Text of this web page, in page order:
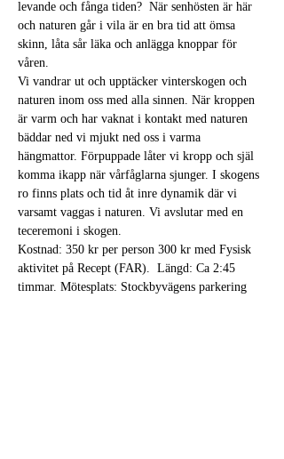
levande och fånga tiden?  När senhösten är här
och naturen går i vila är en bra tid att ömsa
skinn, låta sår läka och anlägga knoppar för
våren.
Vi vandrar ut och upptäcker vinterskogen och
naturen inom oss med alla sinnen. När kroppen
är varm och har vaknat i kontakt med naturen
bäddar ned vi mjukt ned oss i varma
hängmattor. Förpuppade låter vi kropp och själ
komma ikapp när vårfåglarna sjunger. I skogens
ro finns plats och tid åt inre dynamik där vi
varsamt vaggas i naturen. Vi avslutar med en
teceremoni i skogen.
​Kostnad: 350 kr per person 300 kr med Fysisk
aktivitet på Recept (FAR).  Längd: Ca 2:45
timmar. Mötesplats: Stockbyvägens parkering